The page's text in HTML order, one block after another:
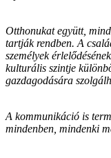
Otthonukat együtt,
tartják rendben. A
személyek
kulturális szintje
gazdagodására
A kommunikáció is
mindenben, mindenki